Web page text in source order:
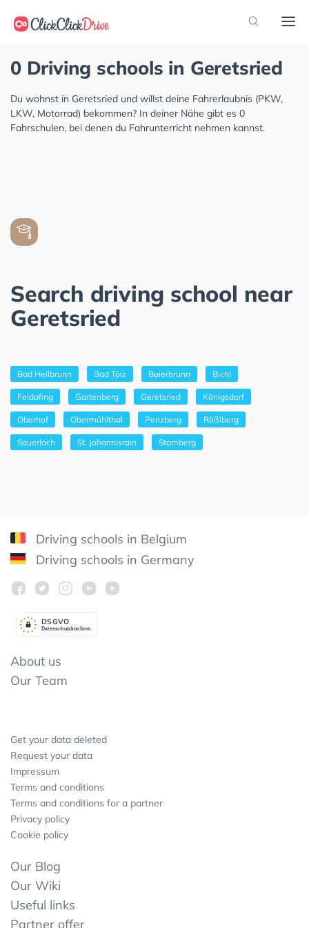
0 Driving schools in Geretsried
Du wohnst in Geretsried und willst deine Fahrerlaubnis (PKW,
LKW, Motorrad) bekommen? In deiner Nähe gibt es 0
Fahrschulen, bei denen du Fahrunterricht nehmen kannst.
Search driving school near
Geretsried
Bad Heilbrunn Bad Tölz Baierbrunn Bichl
Feldafing Gartenberg Geretsried Königsdorf
Oberhof Obermühlthal Penzberg Rößlberg
Sauerlach St. Johannisrain Starnberg
Driving schools in Belgium
Driving schools in Germany
Datenschutzkonform
DSGVO
About us
Our Team
Get your data deleted
Request your data
Impressum
Terms and conditions
Terms and conditions for a partner
Privacy policy
Cookie policy
Our Blog
Our Wiki
Useful links
Partner offer